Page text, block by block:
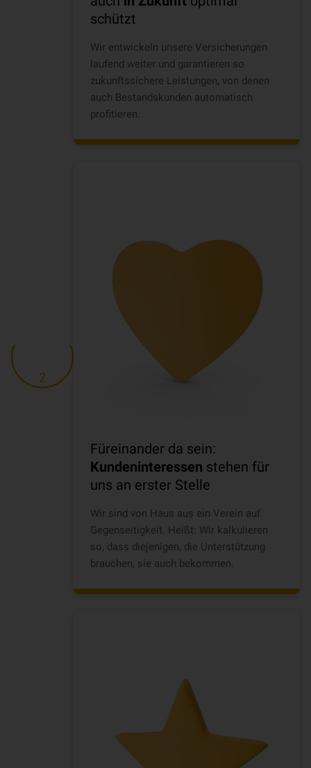
2
schützt
Wir entwickeln unsere Versicherungen
laufend weiter und garantieren so
zukunftssichere Leistungen, von denen
auch Bestandskunden automatisch
profitieren.
Füreinander da sein:
Kundeninteressen stehen für
uns an erster Stelle
Wir sind von Haus aus ein Verein auf
Gegenseitigkeit. Heißt: Wir kalkulieren
so, dass diejenigen, die Unterstützung
brauchen, sie auch bekommen.